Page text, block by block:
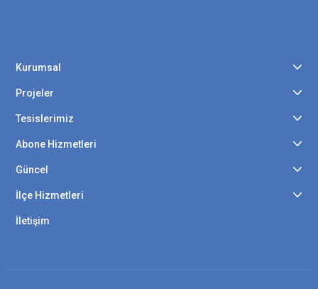
Kurumsal
Projeler
Tesislerimiz
Abone Hizmetleri
Güncel
İlçe Hizmetleri
İletişim